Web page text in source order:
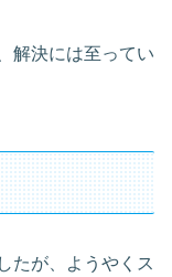
解決には至ってい
たが、ようやくス